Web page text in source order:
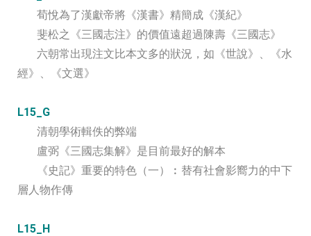
荀悅為了漢獻帝將《漢書》精簡成《漢紀》
斐松之《三國志注》的價值遠超過陳壽《三國志》
六朝常出現注文比本文多的狀況，如《世說》、《水
經》、《文選》
L15_G
清朝學術輯佚的弊端
盧弼《三國志集解》是目前最好的解本
《史記》重要的特色（一）︰替有社會影嚮力的中下
層人物作傳
L15_H